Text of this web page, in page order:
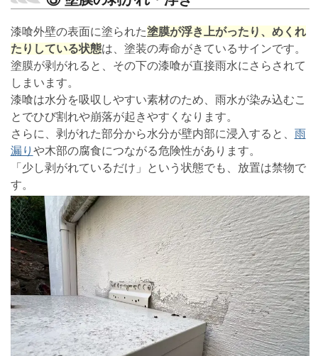
漆喰外壁の表面に塗られた塗膜が浮き上がったり、めくれ
たりしている状態は、塗装の寿命がきているサインです。
塗膜が剥がれると、その下の漆喰が直接雨水にさらされて
しまいます。
漆喰は水分を吸収しやすい素材のため、雨水が染み込むこ
とでひび割れや崩落が起きやすくなります。
さらに、剥がれた部分から水分が壁内部に浸入すると、 雨
漏り や木部の腐食につながる危険性があります。
「少し剥がれているだけ」という状態でも、放置は禁物で
す。